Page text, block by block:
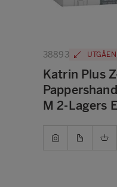
38893
Katrin Plus
M 2-Lagers